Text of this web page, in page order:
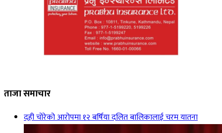
ताजा समाचार
दही चोरेको आरोपमा १२ बर्षिया दलित बालिकालाई चरम यातना